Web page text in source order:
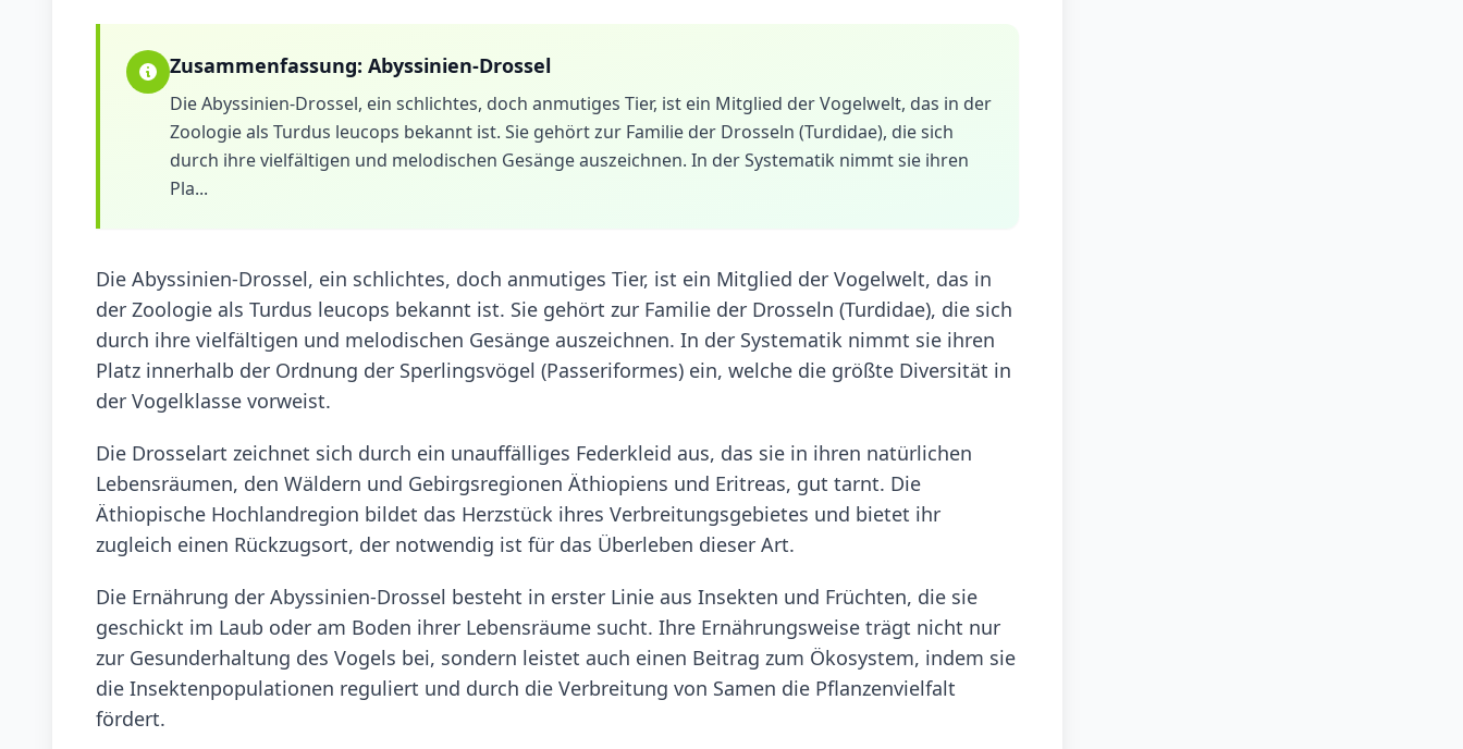
Zusammenfassung: Abyssinien-Drossel
Die Abyssinien-Drossel, ein schlichtes, doch anmutiges Tier, ist ein Mitglied der Vogelwelt, das in der
Zoologie als Turdus leucops bekannt ist. Sie gehört zur Familie der Drosseln (Turdidae), die sich
durch ihre vielfältigen und melodischen Gesänge auszeichnen. In der Systematik nimmt sie ihren
Pla...
Die Abyssinien-Drossel, ein schlichtes, doch anmutiges Tier, ist ein Mitglied der Vogelwelt, das in
der Zoologie als Turdus leucops bekannt ist. Sie gehört zur Familie der Drosseln (Turdidae), die sich
durch ihre vielfältigen und melodischen Gesänge auszeichnen. In der Systematik nimmt sie ihren
Platz innerhalb der Ordnung der Sperlingsvögel (Passeriformes) ein, welche die größte Diversität in
der Vogelklasse vorweist.
Die Drosselart zeichnet sich durch ein unauffälliges Federkleid aus, das sie in ihren natürlichen
Lebensräumen, den Wäldern und Gebirgsregionen Äthiopiens und Eritreas, gut tarnt. Die
Äthiopische Hochlandregion bildet das Herzstück ihres Verbreitungsgebietes und bietet ihr
zugleich einen Rückzugsort, der notwendig ist für das Überleben dieser Art.
Die Ernährung der Abyssinien-Drossel besteht in erster Linie aus Insekten und Früchten, die sie
geschickt im Laub oder am Boden ihrer Lebensräume sucht. Ihre Ernährungsweise trägt nicht nur
zur Gesunderhaltung des Vogels bei, sondern leistet auch einen Beitrag zum Ökosystem, indem sie
die Insektenpopulationen reguliert und durch die Verbreitung von Samen die Pflanzenvielfalt
fördert.